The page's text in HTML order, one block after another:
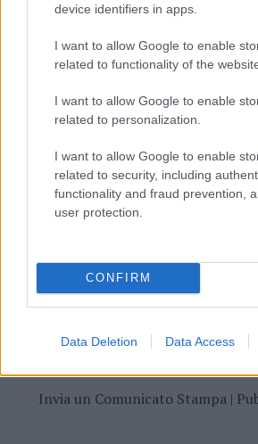
device identifiers in apps.
I want to allow Google to enable
related to functionality of the
I want to allow Google to enable
related to personalization.
I want to allow Google to enable
related to security, including
functionality and fraud prevention,
user protection.
CONFIRM
Data Deletion Data Access
I nostri cari
I nostri cari
Invia un Comunicato Stampa|